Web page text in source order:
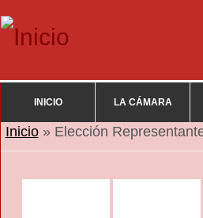
INICIO LA CÁMARA
Se encuentra usted aquí
Inicio» Elección